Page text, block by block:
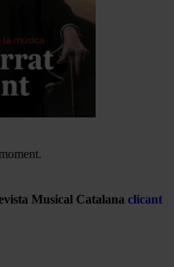
Musical Catalana clicant